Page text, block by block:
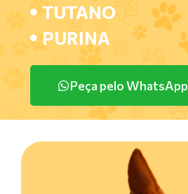
TUTANO
PURINA
Peça pelo WhatsApp